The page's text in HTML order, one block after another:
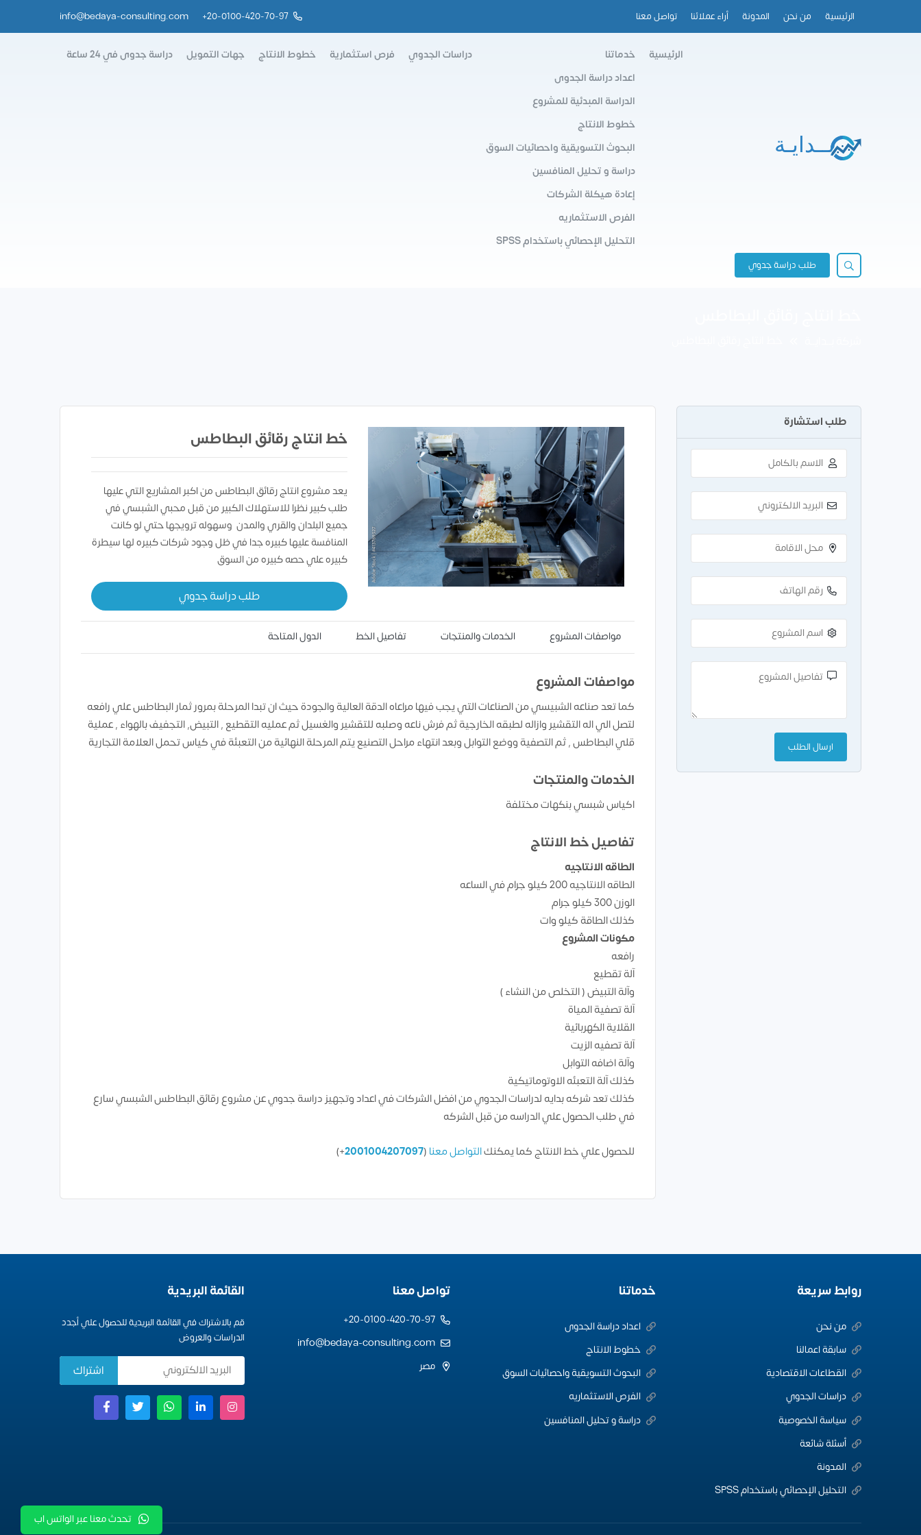
20-0100-420-70-97
+
info@bedaya-consulting.com الرئيسية من نحن المدونة أراء عملائنا تواصل معنا
الرئيسية
خدماتنا
اعداد دراسة الجدوى
الدراسة المبدئية للمشروع
خطوط الانتاج
البحوث التسويقية واحصائيات السوق
دراسة و تحليل المنافسين
إعادة هيكلة الشركات
الفرص الاستثماريه
التحليل الإحصائي باستخدام SPSS
دراسات الجدوي فرص استثمارية خطوط الانتاج جهات التمويل دراسة جدوى في 24 ساعة
طلب دراسة جدوي
تحدث معنا عبر الواتس اب
خط انتاج رقائق البطاطس
يعد مشروع انتاج رقائق البطاطس من اكبر المشاريع التي عليها
طلب كبير نظرا للاستهلاك الكبير من قبل محبي الشبسي في
جميع البلدان والقري والمدن وسهوله ترويجها حتي لو كانت
المنافسة عليها كبيره جدا في ظل وجود شركات كبيره لها سيطرة
كبيره علي حصه كبيره من السوق
طلب دراسة جدوي
مواصفات المشروع الخدمات والمنتجات تفاصيل الخط الدول المتاحة
مواصفات المشروع
كما تعد صناعه الشبيسي من الصناعات التي يجب فيها مراعاه الدقة العالية والجودة حيث ان تبدا المرحلة بمرور ثمار البطاطس علي رافعه
لتصل الي اله التقشير وازاله لطبقه الخارجية ثم فرش ناعه وصلبه للتقشير والغسيل ثم عمليه التقطيع , التبيض, التجفيف بالهواء , عملية
قلي البطاطس , ثم التصفية ووضع التوابل وبعد انتهاء مراحل التصنيع يتم المرحلة النهائية من التعبئة في كياس تحمل العلامة التجارية
الخدمات والمنتجات
اكياس شبسي بنكهات مختلفة
تفاصيل خط الانتاج
الطاقه الانتاجيه
الطاقه الانتاجيه 200 كيلو جرام في الساعه
الوزن 300 كيلو جرام
كذلك الطاقة كيلو وات
مكونات المشروع
رافعه
آلة تقطيع
وآلة التبيض ( التخلص من النشاء )
آلة تصفية المياة
القلاية الكهربائية
آلة تصفيه الزيت
وآلة اضافه التوابل
كذلك آلة التعبئه الاوتوماتيكية
كذلك تعد شركه بدايه لدراسات الجدوي من افضل الشركات في اعداد وتجهيز دراسة جدوي عن مشروع رقائق البطاطس الشبسي سارع
في طلب الحصول علي الدراسه من قبل الشركه
للحصول علي خط الانتاج كما يمكنكالتواصل معنا (
2001004207097
+)
طلب استشارة
روابط سريعة
من نحن
سابقة اعمالنا
القطاعات الاقتصادية
دراسات الجدوي
سياسة الخصوصية
أسئلة شائعة
المدونة
التحليل الإحصائي باستخدام SPSS
خدماتنا
اعداد دراسة الجدوى
خطوط الانتاج
البحوث التسويقية واحصائيات السوق
الفرص الاستثماريه
دراسة و تحليل المنافسين
تواصل معنا
20-0100-420-70-97+
info@bedaya-consulting.com
مصر
القائمة البريدية
قم بالاشتراك في القائمة البريدية للحصول علي أجدد
الدراسات والعروض